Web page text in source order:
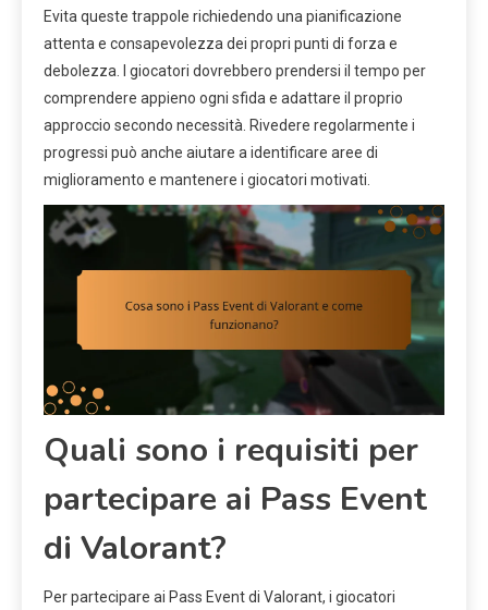
Evita queste trappole richiedendo una pianificazione
attenta e consapevolezza dei propri punti di forza e
debolezza. I giocatori dovrebbero prendersi il tempo per
comprendere appieno ogni sfida e adattare il proprio
approccio secondo necessità. Rivedere regolarmente i
progressi può anche aiutare a identificare aree di
miglioramento e mantenere i giocatori motivati.
Quali sono i requisiti per
partecipare ai Pass Event
di Valorant?
Per partecipare ai Pass Event di Valorant, i giocatori